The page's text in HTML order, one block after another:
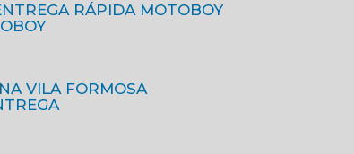
ENTREGA RÁPIDA MOTOBOY
VILA FORMOSA